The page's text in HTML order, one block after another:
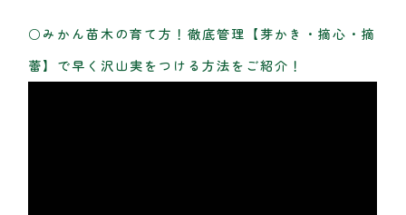
○みかん苗木の育て方！徹底管理【芽かき・摘心・摘
蕾】で早く沢山実をつける方法をご紹介！